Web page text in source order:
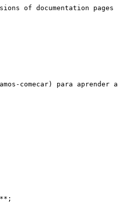
of documentation pages
comecar) para aprender a